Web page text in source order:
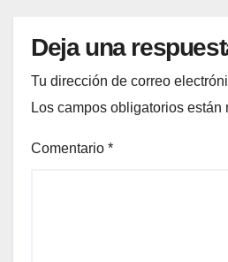
Deja una
Tu dirección de correo
Los campos obligatorios están
Comentario *